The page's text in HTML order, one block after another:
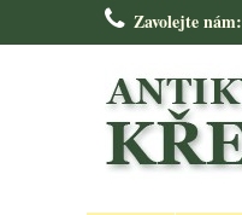
Zavolejte nám: